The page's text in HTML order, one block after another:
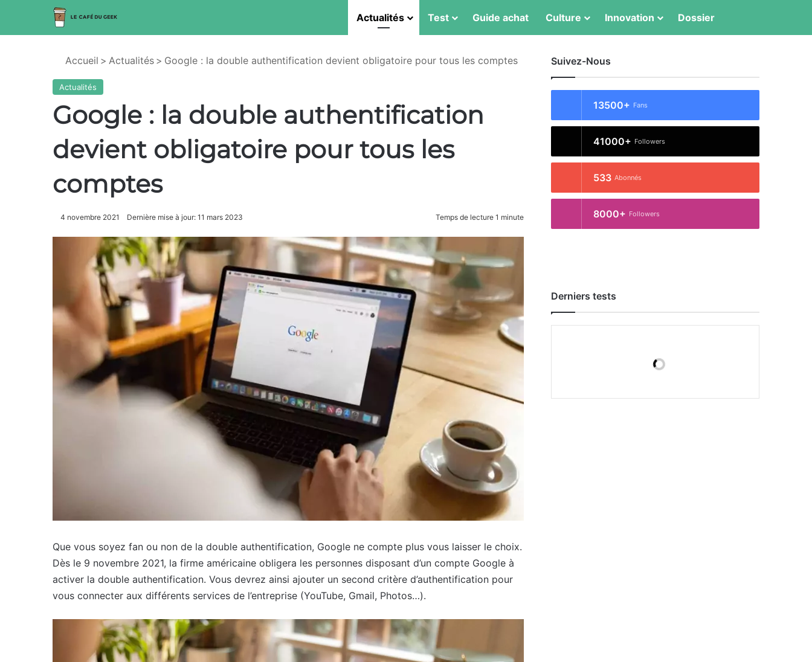
Actualités Test Guide achat Culture Innovation Dossier
Accueil > Actualités > Google : la double authentification devient obligatoire pour tous les comptes
Actualités
Google : la double authentification
devient obligatoire pour tous les
comptes
4 novembre 2021 Dernière mise à jour: 11 mars 2023 Temps de lecture 1 minute
Que vous soyez fan ou non de la double authentification, Google ne compte plus vous laisser le choix.
Dès le 9 novembre 2021, la firme américaine obligera les personnes disposant d’un compte Google à
activer la double authentification. Vous devrez ainsi ajouter un second critère d’authentification pour
vous connecter aux différents services de l’entreprise (YouTube, Gmail, Photos…).
Suivez-Nous
13500+ Fans
41000+ Followers
533 Abonnés
8000+ Followers
Derniers tests